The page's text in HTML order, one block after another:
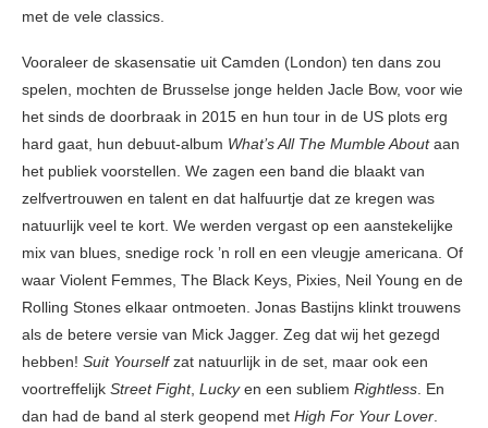
met de vele classics.
Vooraleer de skasensatie uit Camden (London) ten dans zou
spelen, mochten de Brusselse jonge helden Jacle Bow, voor wie
het sinds de doorbraak in 2015 en hun tour in de US plots erg
hard gaat, hun debuut-album What’s All The Mumble Aboutaan
het publiek voorstellen. We zagen een band die blaakt van
zelfvertrouwen en talent en dat halfuurtje dat ze kregen was
natuurlijk veel te kort. We werden vergast op een aanstekelijke
mix van blues, snedige rock ’n roll en een vleugje americana. Of
waar Violent Femmes, The Black Keys, Pixies, Neil Young en de
Rolling Stones elkaar ontmoeten. Jonas Bastijns klinkt trouwens
als de betere versie van Mick Jagger. Zeg dat wij het gezegd
hebben! Suit Yourselfzat natuurlijk in de set, maar ook een
voortreffelijk Street Fight, Luckyen een subliem Rightless. En
dan had de band al sterk geopend met High For Your Lover.